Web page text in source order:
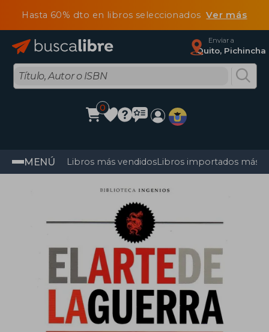
Hasta 60% dto en libros seleccionadosVer más
Enviar a
Quito, Pichincha
0
MENÚ Libros más vendidosLibros importados más